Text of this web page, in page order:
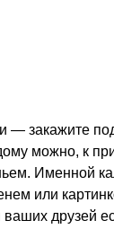
— закажите
можно, к
Именной
или
друзей